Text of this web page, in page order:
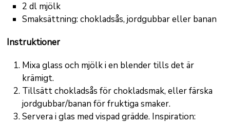
2 dl mjölk
Smaksättning: chokladsås, jordgubbar eller banan
Instruktioner
Mixa glass och mjölk i en blender tills det är
krämigt.
Tillsätt chokladsås för chokladsmak, eller färska
jordgubbar/banan för fruktiga smaker.
Servera i glas med vispad grädde. Inspiration: